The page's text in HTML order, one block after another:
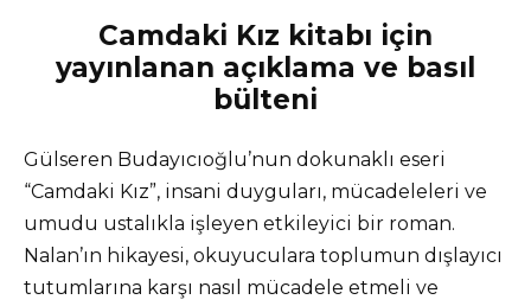
Camdaki Kız kitabı için
yayınlanan açıklama ve basıl
bülteni
Gülseren Budayıcıoğlu’nun dokunaklı eseri
“Camdaki Kız”, insani duyguları, mücadeleleri ve
umudu ustalıkla işleyen etkileyici bir roman.
Nalan’ın hikayesi, okuyuculara toplumun dışlayıcı
tutumlarına karşı nasıl mücadele etmeli ve